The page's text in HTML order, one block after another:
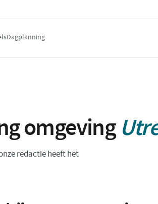
Dagplanning
omgeving
redactie heeft het